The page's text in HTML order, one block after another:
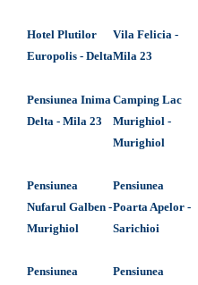
Hotel Plutilor
Europolis - Delta
Vila Felicia -
Mila 23
Pensiunea Inima
Delta - Mila 23
Camping Lac
Murighiol -
Murighiol
Pensiunea
Nufarul Galben -
Murighiol
Pensiunea
Poarta Apelor -
Sarichioi
Pensiunea
Pensiunea